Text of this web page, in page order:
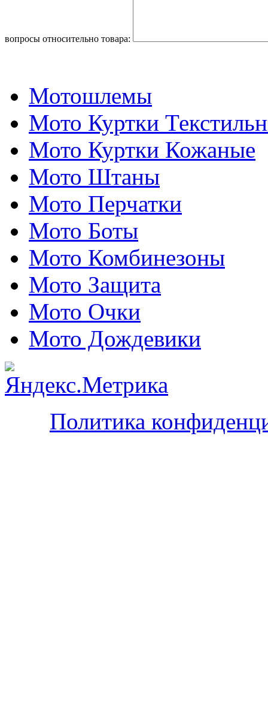
вопросы относительно товара:
Мотошлемы
Мото Куртки
Мото Куртки Кожаные
Мото Штаны
Мото Перчатки
Мото Боты
Мото Комбинезоны
Мото Защита
Мото Очки
Мото Дождевики
Политика